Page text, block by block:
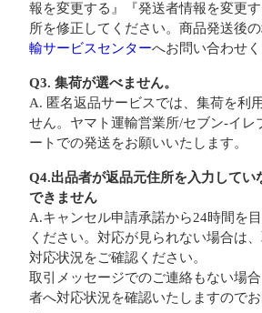
報を変更する』『発送者情報を変更
所を修正してください。商品発送後の
輸サービスセンターへお問い合わせく
Q3. 集荷が選べません。
A. 匿名返品サービスでは、集荷を利
せん。ヤマト運輸営業所/セブン-イレ
ートでの発送をお願いいたします。
Q4.出品者が返品元住所を入力してい
できません
A.キャンセル申請承諾から24時間を
ください。対応が見られない場合は
対応状況をご確認ください。
取引メッセージでのご連絡もない場
者へ対応状況を確認いたしますので